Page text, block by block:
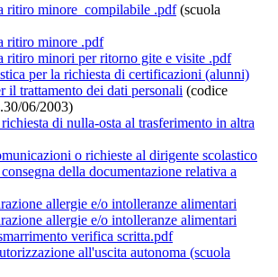
ritiro minore_compilabile .pdf(scuola
ritiro minore .pdf
ritiro minori per ritorno gite e visite .pdf
per la richiesta di certificazioni (alunni)
il trattamento dei dati personali (codice
06/2003)
di nulla-osta al trasferimento in altra
o richieste al dirigente scolastico
della documentazione relativa a
allergie e/o intolleranze alimentari
allergie e/o intolleranze alimentari
verifica scritta.pdf
all'uscita autonoma (scuola